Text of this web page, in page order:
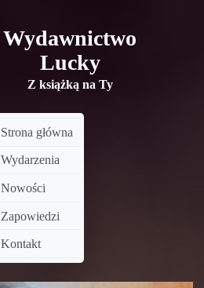
Wydawnictwo
Lucky
Z książką na Ty
Strona główna
Wydarzenia
Nowości
Zapowiedzi
Kontakt